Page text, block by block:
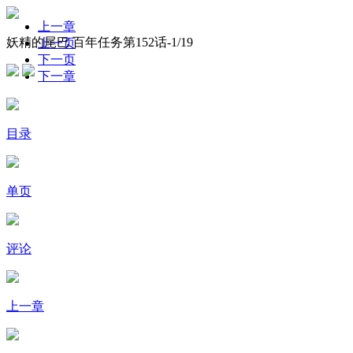
妖精的尾巴 百年任务第152话-1/19
上一章
上一页
下一页
下一章
目录
单页
评论
上一章